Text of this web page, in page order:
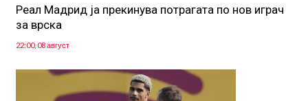
Реал Мадрид ја прекинува потрагата по нов играч
за врска
22:00, 08 август